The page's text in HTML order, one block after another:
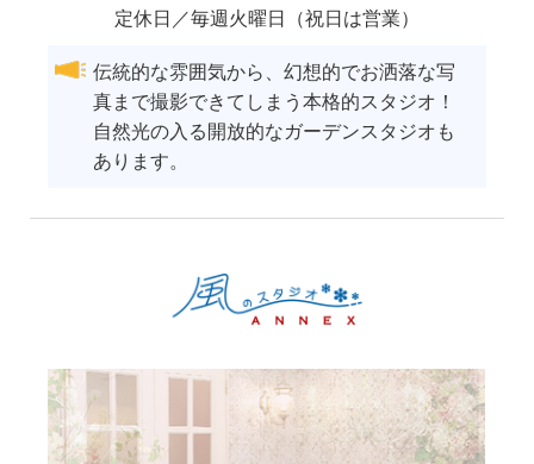
定休日／毎週火曜日（祝日は営業）
伝統的な雰囲気から、幻想的でお洒落な写
真まで撮影できてしまう本格的スタジオ！
自然光の入る開放的なガーデンスタジオも
あります。